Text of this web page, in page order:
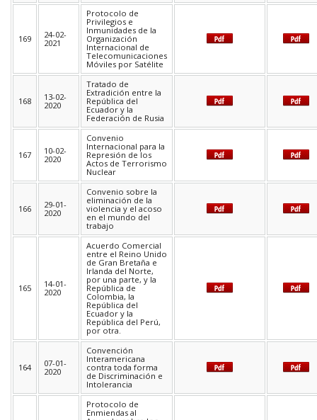
169
24-02-
2021
Protocolo de
Privilegios e
Inmunidades de la
Organización
Internacional de
Telecomunicaciones
Móviles por Satélite
168
13-02-
2020
Tratado de
Extradición entre la
República del
Ecuador y la
Federación de Rusia
167
10-02-
2020
Convenio
Internacional para la
Represión de los
Actos de Terrorismo
Nuclear
166
29-01-
2020
Convenio sobre la
eliminación de la
violencia y el acoso
en el mundo del
trabajo
165
14-01-
2020
Acuerdo Comercial
entre el Reino Unido
de Gran Bretaña e
Irlanda del Norte,
por una parte, y la
República de
Colombia, la
República del
Ecuador y la
República del Perú,
por otra.
164
07-01-
2020
Convención
Interamericana
contra toda forma
de Discriminación e
Intolerancia
Protocolo de
Enmiendas al